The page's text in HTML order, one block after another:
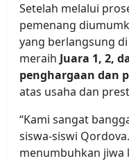
Setelah melalui
pemenang
yang berlangsung
meraih Juara 1, 2,
penghargaan dan
atas usaha dan
“Kami sangat
siswa-siswi
menumbuhkan jiwa